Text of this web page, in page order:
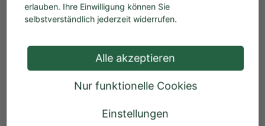
Preise inkl. MwSt. zzgl. Versandkosten
erlauben. Ihre Einwilligung können Sie
selbstverständlich jederzeit widerrufen.
Alle akzeptieren
Nur funktionelle Cookies
Einstellungen